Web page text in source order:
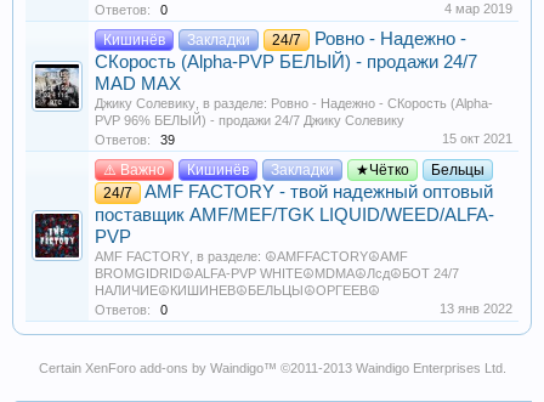
Ответов:
0 4 мар 2019
Кишинёв Закладки 24/7
Ровно - Надежно -
CКорость (Alpha-PVP БЕЛЫЙ) - продажи 24/7
MAD MAX
Джику Солевику , в разделе: Ровно - Надежно - CКорость (Alpha-
PVP 96% БЕЛЫЙ) - продажи 24/7 Джику Солевику
Ответов:
39 15 окт 2021
⚠️ Важно Кишинёв Закладки ★Чётко
Бельцы
24/7
AMF FACTORY - твой надежный оптовый
поставщик AMF/MEF/TGK LIQUID/WEED/ALFA-
PVP
AMF FACTORY , в разделе: ☮️AMFFACTORY☮️AMF
BROMGIDRID☮️ALFA-PVP WHITE☮️MDMA☮️Лсд☮️БОТ 24/7
НАЛИЧИЕ☮️КИШИНЕВ☮️БЕЛЬЦЫ☮️ОРГЕЕВ☮️
Ответов:
0 13 янв 2022
Certain XenForo add-ons by Waindigo™ ©2011-2013 Waindigo Enterprises Ltd